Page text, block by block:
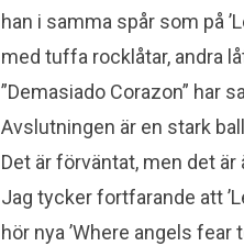
han i samma spår som på
med tuffa rocklåtar, andra
”Demasiado Corazon” har
Avslutningen är en stark
Det är förväntat, men det är
Jag tycker fortfarande att
hör nya ’Where angels fear